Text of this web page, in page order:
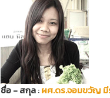
ชื่อ - สกุล:ผศ.ดร.จอมขวัญ